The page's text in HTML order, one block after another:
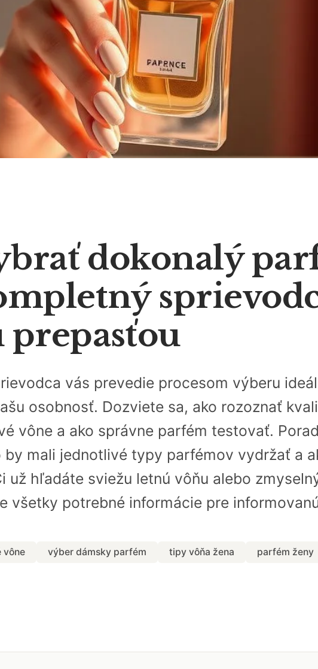
dokonalý
prepasťou
vás prevedie procesom výberu
osobnosť. Dozviete sa, ako rozoznať
vône a ako správne parfém testovať.
by mali jednotlivé typy parfémov vydržať a
už hľadáte sviežu letnú vôňu alebo
všetky potrebné informácie pre
vône výber dámsky parfém tipy vôňa žena parfém ženy